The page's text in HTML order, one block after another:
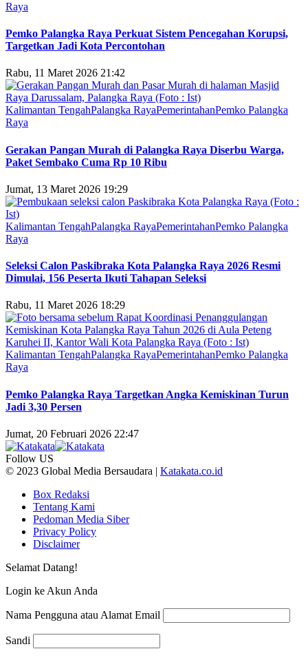
Raya
Pemko Palangka Raya Perkuat Sistem Pencegahan Korupsi,
Targetkan Jadi Kota Percontohan
Rabu, 11 Maret 2026 21:42
Kalimantan TengahPalangka RayaPemerintahanPemko Palangka
Raya
Gerakan Pangan Murah di Palangka Raya Diserbu Warga,
Paket Sembako Cuma Rp 10 Ribu
Jumat, 13 Maret 2026 19:29
Kalimantan TengahPalangka RayaPemerintahanPemko Palangka
Raya
Seleksi Calon Paskibraka Kota Palangka Raya 2026 Resmi
Dimulai, 156 Peserta Ikuti Tahapan Seleksi
Rabu, 11 Maret 2026 18:29
Kalimantan TengahPalangka RayaPemerintahanPemko Palangka
Raya
Pemko Palangka Raya Targetkan Angka Kemiskinan Turun
Jadi 3,30 Persen
Jumat, 20 Februari 2026 22:47
Follow US
© 2023 Global Media Bersaudara | Katakata.co.id
Box Redaksi
Tentang Kami
Pedoman Media Siber
Privacy Policy
Disclaimer
Selamat Datang!
Login ke Akun Anda
Nama Pengguna atau Alamat Email
Sandi